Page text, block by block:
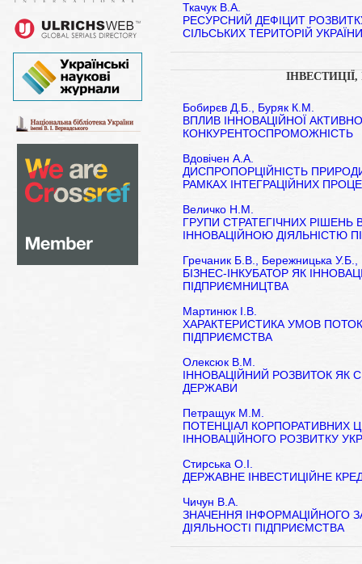
Ткачук В.А.
РЕСУРСНИЙ ДЕФІЦИТ
СІЛЬСЬКИХ ТЕРИТОРІЙ
Бобирєв Д.Б., Буряк К.М.
ВПЛИВ ІННОВАЦІЙНОЇ
КОНКУРЕНТОСПРОМОЖНІСТЬ
Вдовічен А.А.
ДИСПРОПОРЦІЙНІСТЬ
РАМКАХ ІНТЕГРАЦІЙНИХ
Величко Н.М.
ГРУПИ СТРАТЕГІЧНИХ РІШЕНЬ
ІННОВАЦІЙНОЮ ДІЯЛЬНІСТЮ
Гречаник Б.В., Бережницька У.Б.,
БІЗНЕС-ІНКУБАТОР ЯК
ПІДПРИЄМНИЦТВА
Мартинюк І.В.
ХАРАКТЕРИСТИКА УМОВ
ПІДПРИЄМСТВА
Олексюк В.М.
ІННОВАЦІЙНИЙ РОЗВИТОК ЯК
ДЕРЖАВИ
Петращук М.М.
ПОТЕНЦІАЛ КОРПОРАТИВНИХ
ІННОВАЦІЙНОГО РОЗВИТКУ
Стирська О.І.
ДЕРЖАВНЕ ІНВЕСТИЦІЙНЕ
Чичун В.А.
ЗНАЧЕННЯ ІНФОРМАЦІЙНОГО
ДІЯЛЬНОСТІ ПІДПРИЄМСТВА